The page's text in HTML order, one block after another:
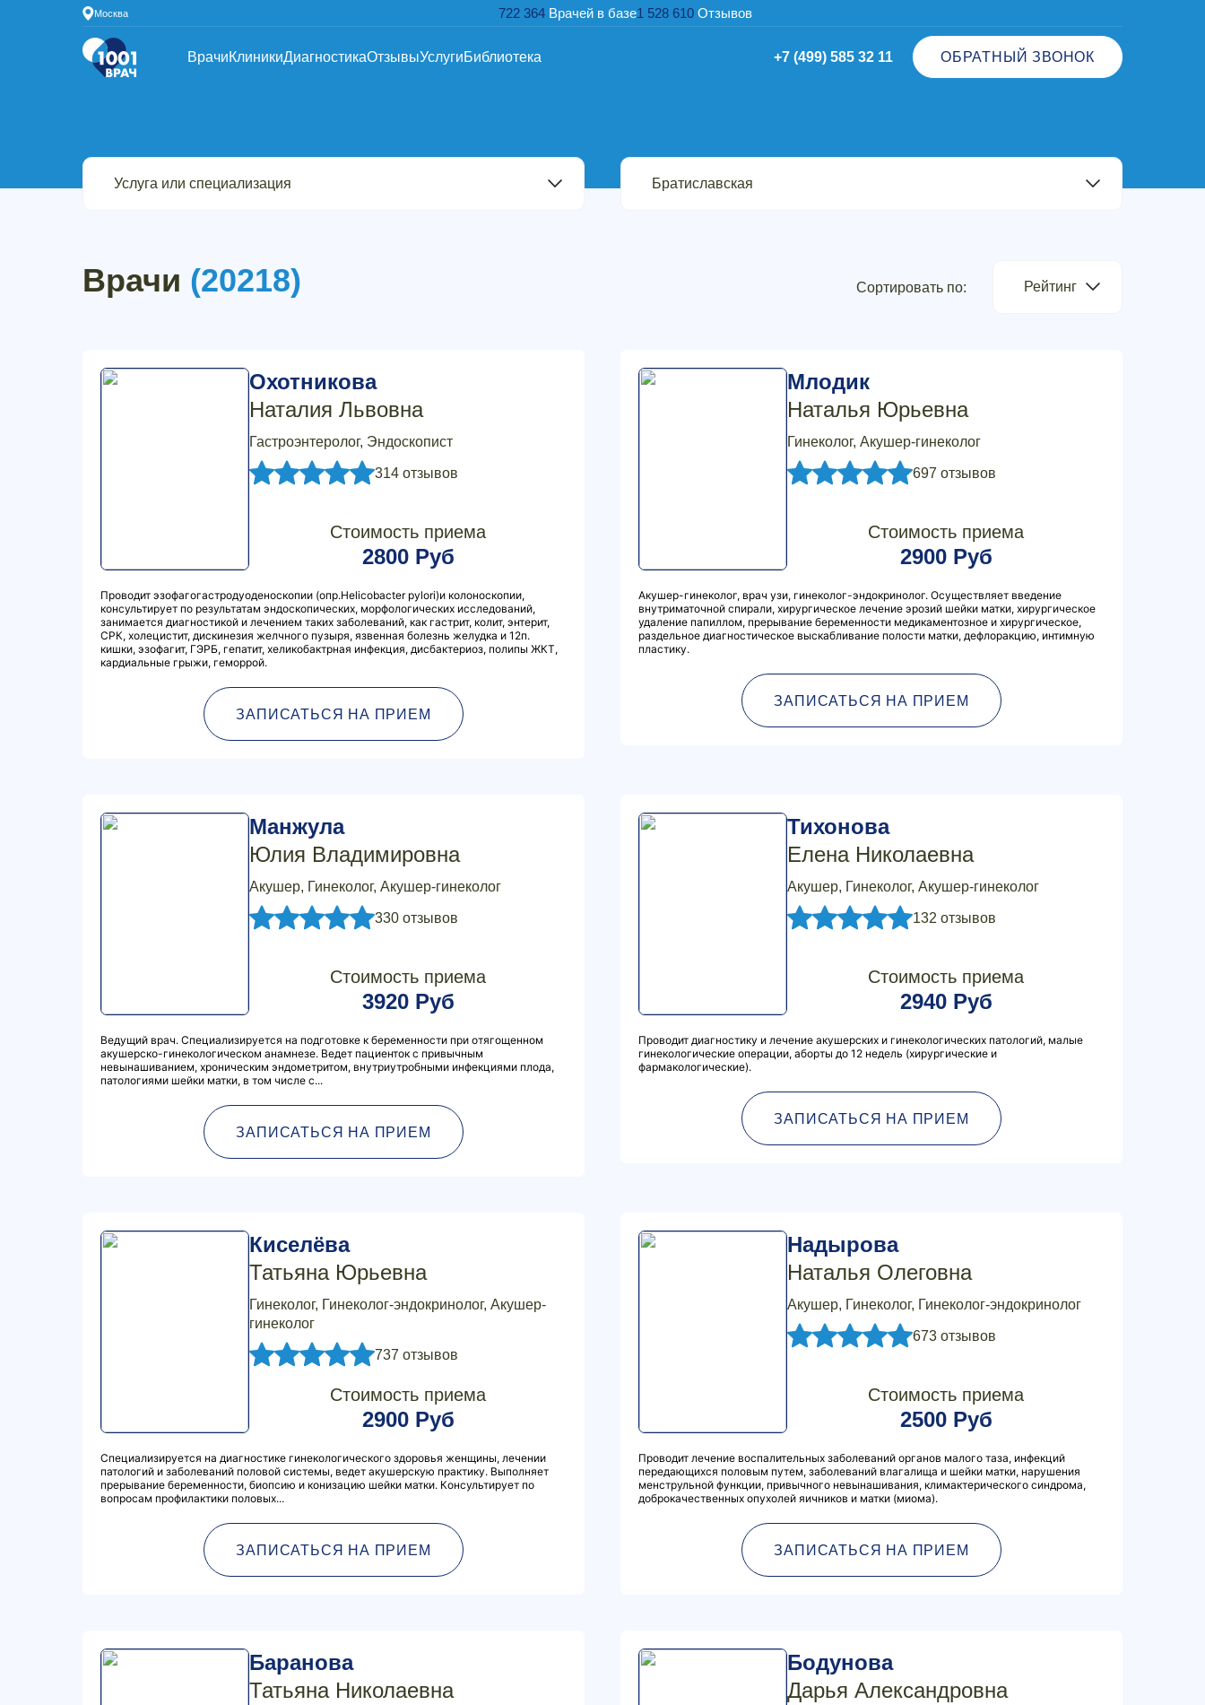
Москва 722 364 Врачей в базе1 528 610 Отзывов
ВрачиКлиникиДиагностикаОтзывыУслугиБиблиотека +7 (499) 585 32 11 ОБРАТНЫЙ ЗВОНОК
Врачи (20218) Сортировать по: Рейтинг
Охотникова
Наталия Львовна
Гастроэнтеролог, Эндоскопист
314 отзывов
Стоимость приема
2800 Руб
Проводит эзофагогастродуоденоскопии (опр.Hеlicobacter pylori)и колоноскопии,
консультирует по результатам эндоскопических, морфологических исследований,
занимается диагностикой и лечением таких заболеваний, как гастрит, колит, энтерит,
СРК, холецистит, дискинезия желчного пузыря, язвенная болезнь желудка и 12п.
кишки, эзофагит, ГЭРБ, гепатит, хеликобактрная инфекция, дисбактериоз, полипы ЖКТ,
кардиальные грыжи, геморрой.
ЗАПИСАТЬСЯ НА ПРИЕМ
Млодик
Наталья Юрьевна
Гинеколог, Акушер-гинеколог
697 отзывов
Стоимость приема
2900 Руб
Акушер-гинеколог, врач узи, гинеколог-эндокринолог. Осуществляет введение
внутриматочной спирали, хирургическое лечение эрозий шейки матки, хирургическое
удаление папиллом, прерывание беременности медикаментозное и хирургическое,
раздельное диагностическое выскабливание полости матки, дефлоракцию, интимную
пластику.
ЗАПИСАТЬСЯ НА ПРИЕМ
Манжула
Юлия Владимировна
Акушер, Гинеколог, Акушер-гинеколог
330 отзывов
Стоимость приема
3920 Руб
Ведущий врач. Специализируется на подготовке к беременности при отягощенном
акушерско-гинекологическом анамнезе. Ведет пациенток с привычным
невынашиванием, хроническим эндометритом, внутриутробными инфекциями плода,
патологиями шейки матки, в том числе с...
ЗАПИСАТЬСЯ НА ПРИЕМ
Тихонова
Елена Николаевна
Акушер, Гинеколог, Акушер-гинеколог
132 отзывов
Стоимость приема
2940 Руб
Проводит диагностику и лечение акушерских и гинекологических патологий, малые
гинекологические операции, аборты до 12 недель (хирургические и
фармакологические).
ЗАПИСАТЬСЯ НА ПРИЕМ
Киселёва
Татьяна Юрьевна
Гинеколог, Гинеколог-эндокринолог, Акушер-
гинеколог
737 отзывов
Стоимость приема
2900 Руб
Специализируется на диагностике гинекологического здоровья женщины, лечении
патологий и заболеваний половой системы, ведет акушерскую практику. Выполняет
прерывание беременности, биопсию и конизацию шейки матки. Консультирует по
вопросам профилактики половых...
ЗАПИСАТЬСЯ НА ПРИЕМ
Надырова
Наталья Олеговна
Акушер, Гинеколог, Гинеколог-эндокринолог
673 отзывов
Стоимость приема
2500 Руб
Проводит лечение воспалительных заболеваний органов малого таза, инфекций
передающихся половым путем, заболеваний влагалища и шейки матки, нарушения
менструльной функции, привычного невынашивания, климактерического синдрома,
доброкачественных опухолей яичников и матки (миома).
ЗАПИСАТЬСЯ НА ПРИЕМ
Баранова
Татьяна Николаевна
Бодунова
Дарья Александровна